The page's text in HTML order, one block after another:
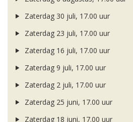
Zaterdag 30 juli, 17.00 uur
Zaterdag 23 juli, 17.00 uur
Zaterdag 16 juli, 17.00 uur
Zaterdag 9 juli, 17.00 uur
Zaterdag 2 juli, 17.00 uur
Zaterdag 25 juni, 17.00 uur
Zaterdag 18 juni, 17.00 uur